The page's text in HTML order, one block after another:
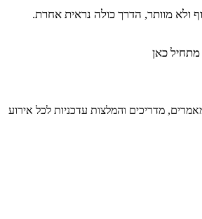
ולא מוותר, הדרך כולה נראית אחרת.
מדריכים והמלצות עדכניות לכל אירוע